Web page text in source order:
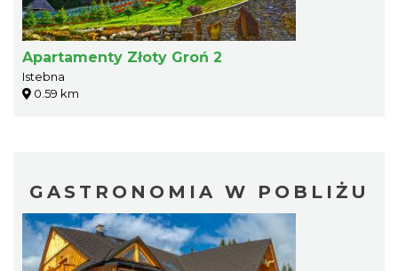
Apartamenty Złoty Groń 2
Istebna
0.59 km
GASTRONOMIA W POBLIŻU